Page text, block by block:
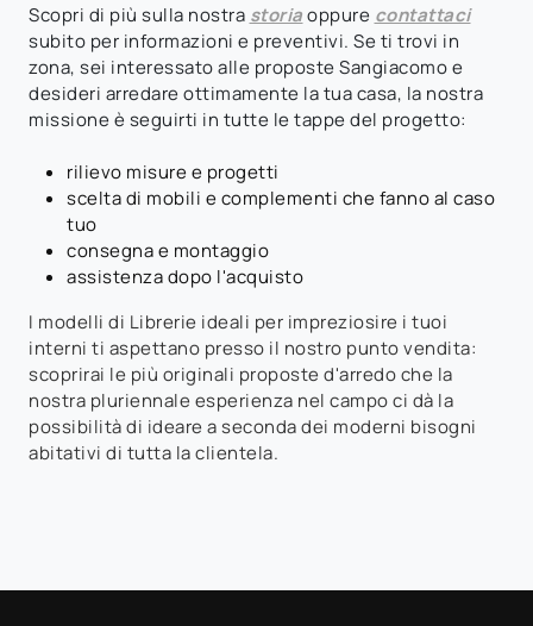
Scopri di più sulla nostra storiaoppure contattaci
subito per informazioni e preventivi. Se ti trovi in
zona, sei interessato alle proposte Sangiacomo e
desideri arredare ottimamente la tua casa, la nostra
missione è seguirti in tutte le tappe del progetto:
rilievo misure e progetti
scelta di mobili e complementi che fanno al caso
tuo
consegna e montaggio
assistenza dopo l'acquisto
I modelli di Librerie ideali per impreziosire i tuoi
interni ti aspettano presso il nostro punto vendita:
scoprirai le più originali proposte d'arredo che la
nostra pluriennale esperienza nel campo ci dà la
possibilità di ideare a seconda dei moderni bisogni
abitativi di tutta la clientela.